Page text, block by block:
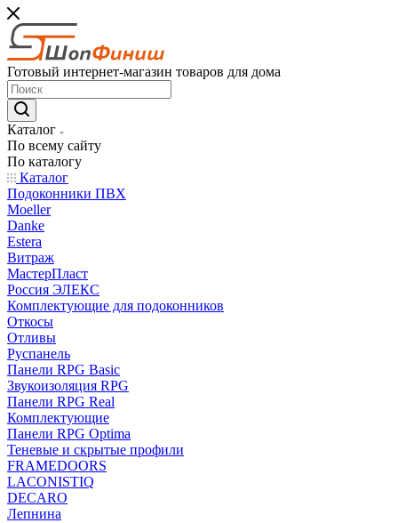
Готовый интернет-магазин товаров для дома
Каталог
По всему сайту
По каталогу
Каталог
Подоконники ПВХ
Moeller
Danke
Estera
Витраж
МастерПласт
Россия ЭЛЕКС
Комплектующие для подоконников
Откосы
Отливы
Руспанель
Панели RPG Basic
Звукоизоляция RPG
Панели RPG Real
Комплектующие
Панели RPG Optima
Теневые и скрытые профили
FRAMEDOORS
LACONISTIQ
DECARO
Лепнина